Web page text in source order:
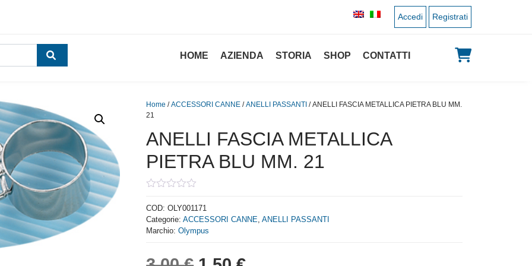
Accedi Registrati
HOME AZIENDA STORIA SHOP CONTATTI
Home /ACCESSORI CANNE /ANELLI PASSANTI / ANELLI FASCIA METALLICA PIETRA BLU MM.
21
ANELLI FASCIA METALLICA
PIETRA BLU MM. 21
out
of
5
COD:OLY001171
Categorie:ACCESSORI CANNE,ANELLI PASSANTI
Marchio:Olympus